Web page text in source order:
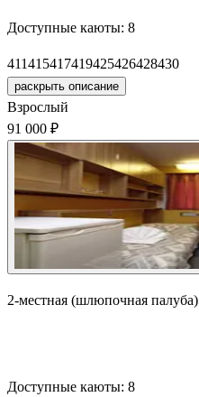
Доступные каюты: 8
411415417419425426428430
раскрыть описание
Взрослый
91 000 ₽
2-местная (шлюпочная палуба)
Доступные каюты: 8